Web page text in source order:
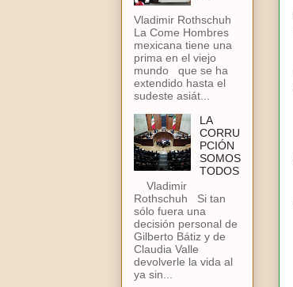
Vladimir Rothschuh
La Come Hombres
mexicana tiene una
prima en el viejo
mundo que se ha
extendido hasta el
sudeste asiát...
LA
CORRU
PCIÓN
SOMOS
TODOS
Vladimir
Rothschuh Si tan
sólo fuera una
decisión personal de
Gilberto Bátiz y de
Claudia Valle
devolverle la vida al
ya sin...